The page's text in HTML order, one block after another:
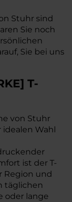
Stuhr sind
Sie noch
Sie bei uns
] T-
von Stuhr
idealen Wahl
ist der T-
Region und
täglichen
oder lange